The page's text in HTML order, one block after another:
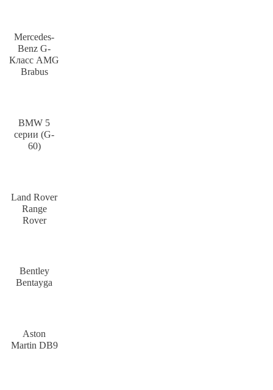
Mercedes-
Benz G-
Класс AMG
Brabus
BMW 5
серии (G-
60)
Land Rover
Range
Rover
Bentley
Bentayga
Aston
Martin DB9